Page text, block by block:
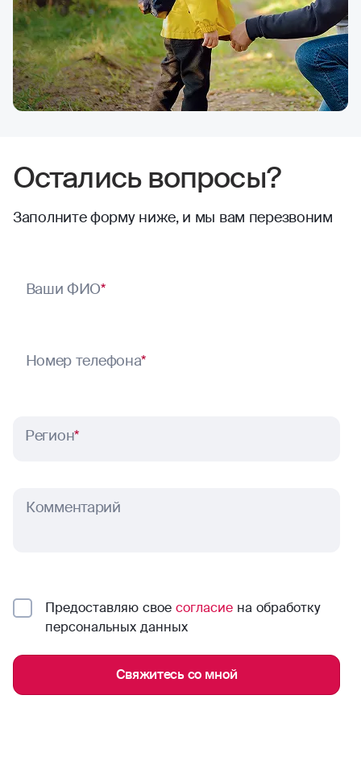
Остались вопросы?
Заполните форму ниже, и мы вам перезвоним
Ваши ФИО*
Номер телефона*
Регион*
Комментарий
Предоставляю свое согласие на обработку
персональных данных
Свяжитесь со мной